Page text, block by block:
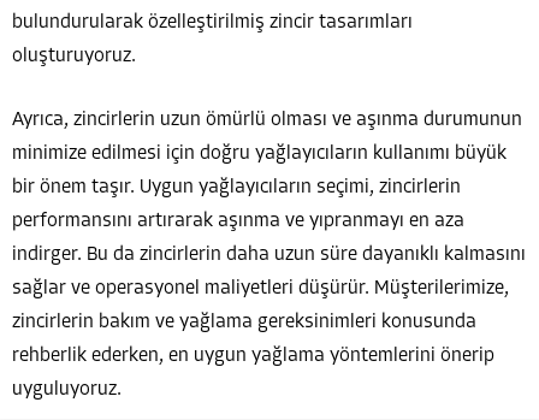
bulundurularak özelleştirilmiş zincir tasarımları
oluşturuyoruz.
Ayrıca, zincirlerin uzun ömürlü olması ve aşınma durumunun
minimize edilmesi için doğru yağlayıcıların kullanımı büyük
bir önem taşır. Uygun yağlayıcıların seçimi, zincirlerin
performansını artırarak aşınma ve yıpranmayı en aza
indirger. Bu da zincirlerin daha uzun süre dayanıklı kalmasını
sağlar ve operasyonel maliyetleri düşürür. Müşterilerimize,
zincirlerin bakım ve yağlama gereksinimleri konusunda
rehberlik ederken, en uygun yağlama yöntemlerini önerip
uyguluyoruz.